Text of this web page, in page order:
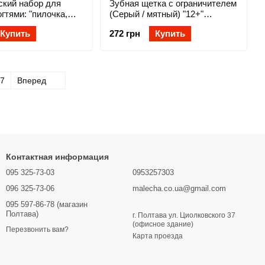
набор для
"пилочка,
(Серый)
Купить
Зубная щетка с ограничителем
(Серый / мятный) "12+"
"BabyOno"
272 грн
Купить
Вперед
Контактная информация
095 325-73-03
096 325-73-06
095 597-86-78 (магазин
Полтава)
Перезвонить вам?
0953257303
malecha.co.ua@gmail.com
г. Полтава ул. Циолковского 37
(офисное здание)
Карта проезда